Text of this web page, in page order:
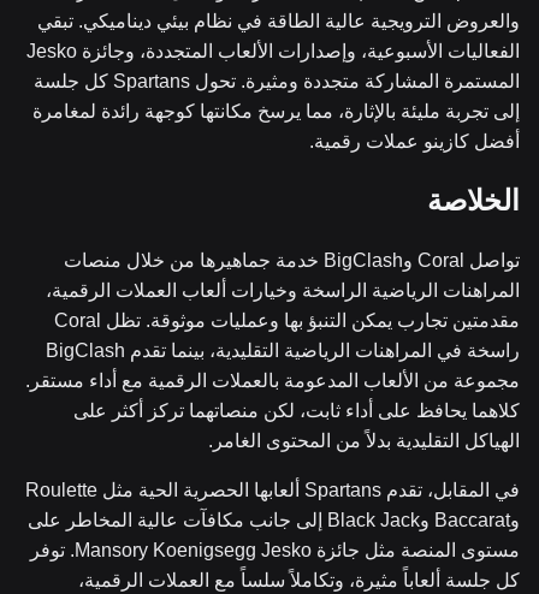
والعروض الترويجية عالية الطاقة في نظام بيئي ديناميكي. تبقي
الفعاليات الأسبوعية، وإصدارات الألعاب المتجددة، وجائزة Jesko
المستمرة المشاركة متجددة ومثيرة. تحول Spartans كل جلسة
إلى تجربة مليئة بالإثارة، مما يرسخ مكانتها كوجهة رائدة لمغامرة
أفضل كازينو عملات رقمية.
الخلاصة
تواصل Coral وBigClash خدمة جماهيرها من خلال منصات
المراهنات الرياضية الراسخة وخيارات ألعاب العملات الرقمية،
مقدمتين تجارب يمكن التنبؤ بها وعمليات موثوقة. تظل Coral
راسخة في المراهنات الرياضية التقليدية، بينما تقدم BigClash
مجموعة من الألعاب المدعومة بالعملات الرقمية مع أداء مستقر.
كلاهما يحافظ على أداء ثابت، لكن منصاتهما تركز أكثر على
الهياكل التقليدية بدلاً من المحتوى الغامر.
في المقابل، تقدم Spartans ألعابها الحصرية الحية مثل Roulette
وBaccarat وBlack Jack إلى جانب مكافآت عالية المخاطر على
مستوى المنصة مثل جائزة Mansory Koenigsegg Jesko. توفر
كل جلسة ألعاباً مثيرة، وتكاملاً سلساً مع العملات الرقمية،